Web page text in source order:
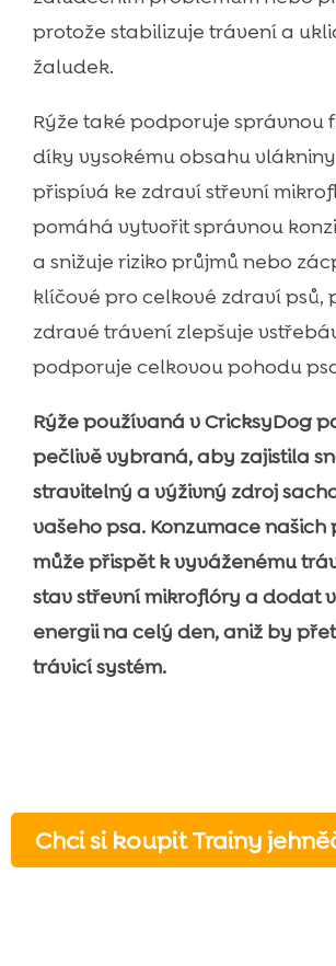
protože stabilizuje trávení a
žaludek.
Rýže také podporuje správnou
díky vysokému obsahu
přispívá ke zdraví střevní
pomáhá vytvořit správnou
a snižuje riziko průjmů nebo
klíčové pro celkové zdraví psů,
zdravé trávení zlepšuje
podporuje celkovou pohodu
Rýže používaná v CricksyDog
pečlivě vybraná, aby zajistila
stravitelný a výživný zdroj
vašeho psa. Konzumace našich
může přispět k vyváženému
stav střevní mikroflóry a dodat
energii na celý den, aniž by
trávicí systém.
Chci si koupit Trainy